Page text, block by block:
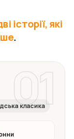
історії, які
.
01
класика